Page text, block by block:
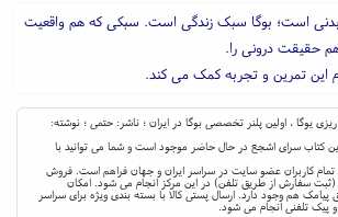
بدنی است؛ بوگا سبک زندگی است. سبکی که هم واقعیت
هم حقیقت درونی را.
این تمرین و تجربه کمک می کند.
ریزی یوگا ، اولین پلنر تخصصی بوگا در ایران ؛ ناشر: حتمی ؛ نوشته:
کتاب سرای اشجع در حال حاضر موجود است و شما می توانید با
تمام کاربران عضو سایت در سراسر ایران و جهان فراهم است. فروش
سفارش از طریق تلفن) در این مرکز انجام می شود. امکان
پیامک هم وجود دارد. ارسال پستی کالا با بسته بندی ویژه برای سراسر
پیک تلفنی انجام می شود.